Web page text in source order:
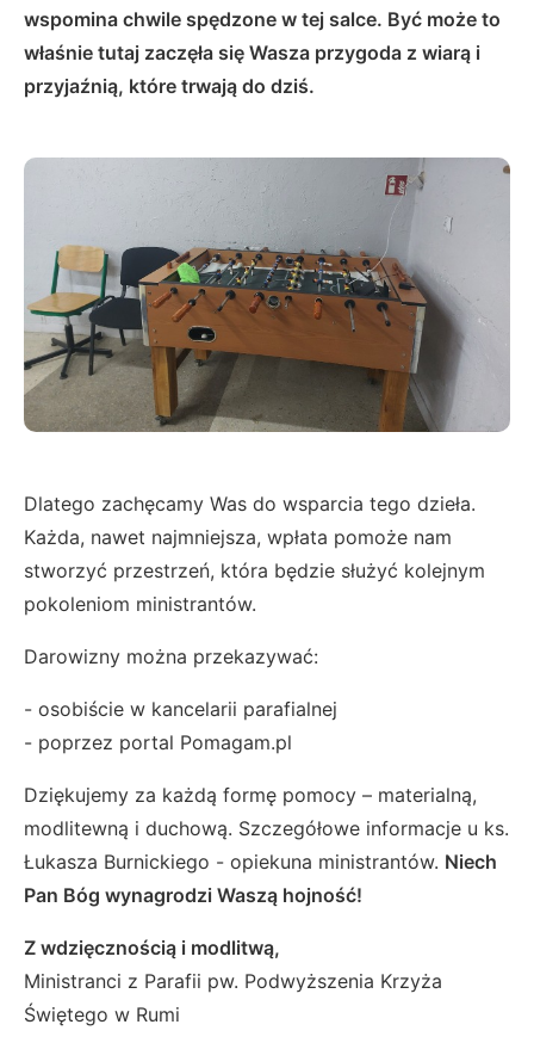
wspomina chwile spędzone w tej salce. Być może to
właśnie tutaj zaczęła się Wasza przygoda z wiarą i
przyjaźnią, które trwają do dziś.
Dlatego zachęcamy Was do wsparcia tego dzieła.
Każda, nawet najmniejsza, wpłata pomoże nam
stworzyć przestrzeń, która będzie służyć kolejnym
pokoleniom ministrantów.
Darowizny można przekazywać:
- osobiście w kancelarii parafialnej
- poprzez portal Pomagam.pl
Dziękujemy za każdą formę pomocy – materialną,
modlitewną i duchową. Szczegółowe informacje u ks.
Łukasza Burnickiego - opiekuna ministrantów. Niech
Pan Bóg wynagrodzi Waszą hojność!
Z wdzięcznością i modlitwą,
Ministranci z Parafii pw. Podwyższenia Krzyża
Świętego w Rumi